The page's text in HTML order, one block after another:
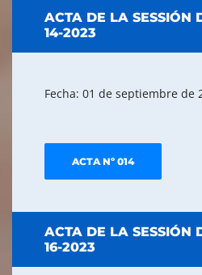
ACTA DE LA SESSIÓN
14-2023
Fecha: 01 de septiembre de
ACTA Nº 014
ACTA DE LA SESSIÓN
16-2023